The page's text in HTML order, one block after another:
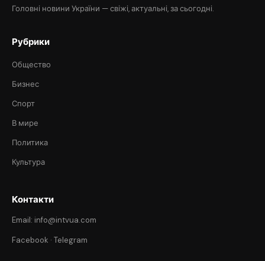
Головні новини України — свіжі, актуальні, за сьогодні.
Рубрики
Общество
Бизнес
Спорт
В мире
Политика
Культура
Контакти
Email: info@intvua.com
Facebook · Telegram